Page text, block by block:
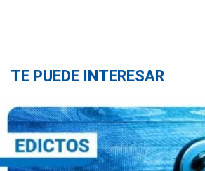
TE PUEDE INTERESAR